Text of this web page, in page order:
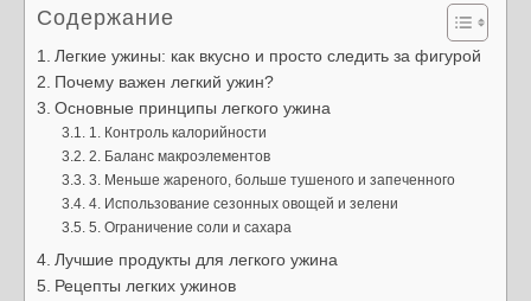
Содержание
Легкие ужины: как вкусно и просто следить за фигурой
Почему важен легкий ужин?
Основные принципы легкого ужина
1. Контроль калорийности
2. Баланс макроэлементов
3. Меньше жареного, больше тушеного и запеченного
4. Использование сезонных овощей и зелени
5. Ограничение соли и сахара
Лучшие продукты для легкого ужина
Рецепты легких ужинов